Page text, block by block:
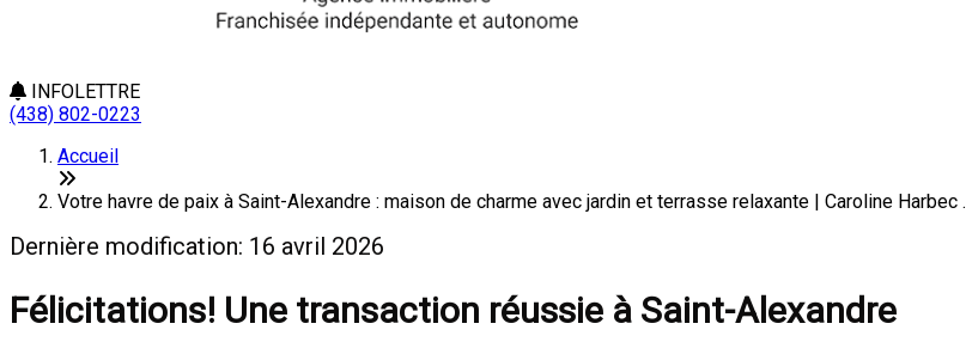
INFOLETTRE
(438) 802-0223
Accueil
Votre havre de paix à Saint-Alexandre : maison de charme avec jardin et terrasse relaxante | Caroline Harbec .
Dernière modification: 16 avril 2026
Félicitations! Une transaction réussie à Saint-Alexandre